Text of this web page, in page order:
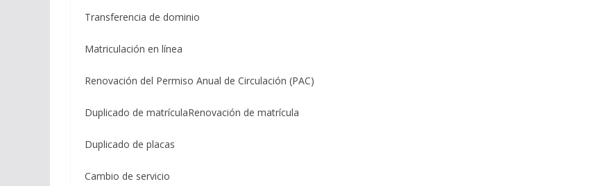
Transferencia de dominio
Matriculación en línea
Renovación del Permiso Anual de Circulación (PAC)
Duplicado de matrículaRenovación de matrícula
Duplicado de placas
Cambio de servicio